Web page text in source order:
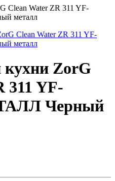
Clean Water ZR 311 YF-
металл
кухни ZorG
311 YF-
Черный